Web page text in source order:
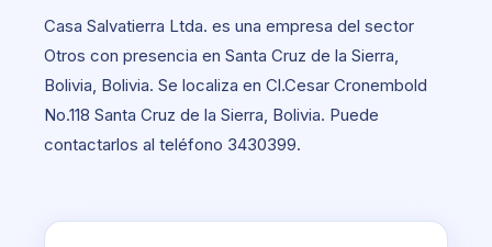
Casa Salvatierra Ltda. es una empresa del sector
Otros con presencia en Santa Cruz de la Sierra,
Bolivia, Bolivia. Se localiza en Cl.Cesar Cronembold
No.118 Santa Cruz de la Sierra, Bolivia. Puede
contactarlos al teléfono 3430399.